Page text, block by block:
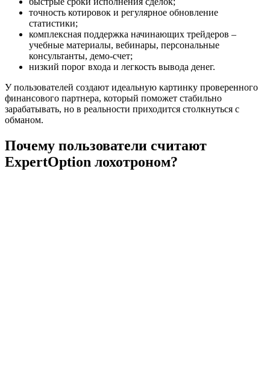
точность котировок и регулярное обновление
статистики;
комплексная поддержка начинающих трейдеров –
учебные материалы, вебинары, персональные
консультанты, демо-счет;
низкий порог входа и легкость вывода денег.
У пользователей создают идеальную картинку проверенного
финансового партнера, который поможет стабильно
зарабатывать, но в реальности приходится столкнуться с
обманом.
Почему пользователи считают
ExpertОption лохотроном?